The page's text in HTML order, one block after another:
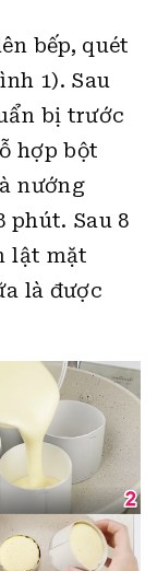
bếp, quét
1). Sau
bị trước
hợp bột
nướng
phút. Sau 8
lật mặt
là được